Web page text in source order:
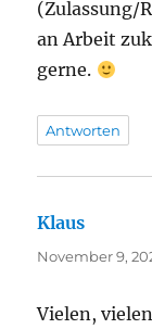
(Zulassung/
an Arbeit
gerne.
Antworten
Klaus
November 9,
Vielen,